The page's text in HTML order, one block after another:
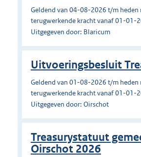
Geldend van 04-08-2026 t/m heden
terugwerkende kracht vanaf 01-01-
Uitgegeven door: Blaricum
Uitvoeringsbesluit
Geldend van 01-08-2026 t/m heden
terugwerkende kracht vanaf 01-01-
Uitgegeven door: Oirschot
Treasurystatuut
Oirschot 2026